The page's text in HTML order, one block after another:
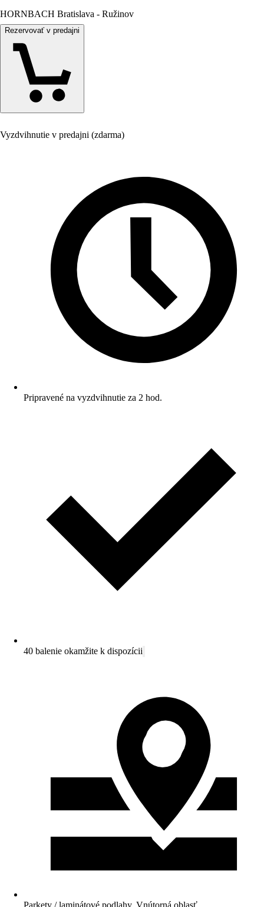
HORNBACH Bratislava - Ružinov
Rezervovať v predajni
Vyzdvihnutie v predajni (zdarma)
Pripravené na vyzdvihnutie za 2 hod.
40 balenie okamžite k dispozícii
Parkety / laminátové podlahy, Vnútorná oblasť